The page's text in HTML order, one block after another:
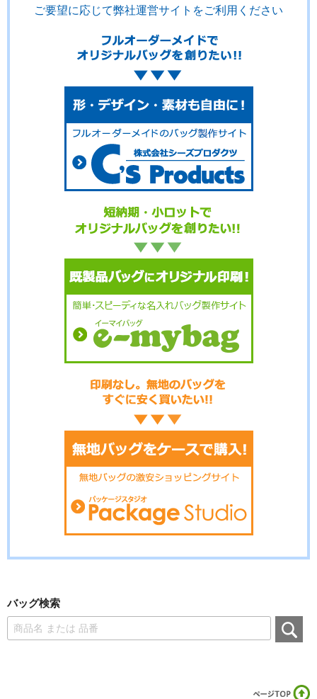
ご要望に応じて弊社運営サイトをご利用ください
バッグ検索